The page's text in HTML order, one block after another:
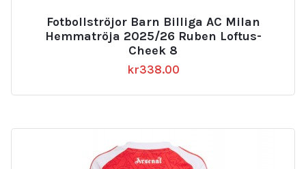
Fotbollströjor Barn Billiga AC Milan
Hemmatröja 2025/26 Ruben Loftus-
Cheek 8
kr338.00